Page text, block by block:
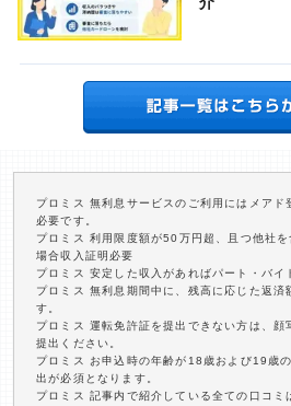
プロミス 無利息サービスのご利用にはメア
必要です。
プロミス 利用限度額が50万円超、且つ他社
場合収入証明必要
プロミス 安定した収入があればパート・バイ
プロミス 無利息期間中に、残高に応じた返済
す。
プロミス 運転免許証を提出できない方は、顔
提出ください。
プロミス お申込時の年齢が18歳および19歳
出が必須となります。
プロミス 記事内で紹介している全ての口コミ